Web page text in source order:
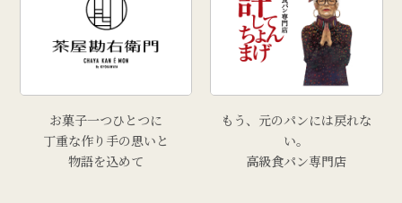
お菓子一つひとつに
丁重な作り手の思いと
物語を込めて
もう、元のパンには戻れな
い。
高級食パン専門店